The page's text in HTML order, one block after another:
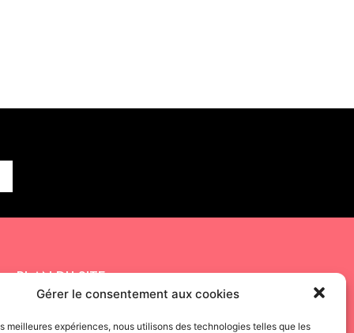
Gérer le consentement aux cookies
meilleures expériences, nous utilisons des technologies telles que les
PLAN DU SITE